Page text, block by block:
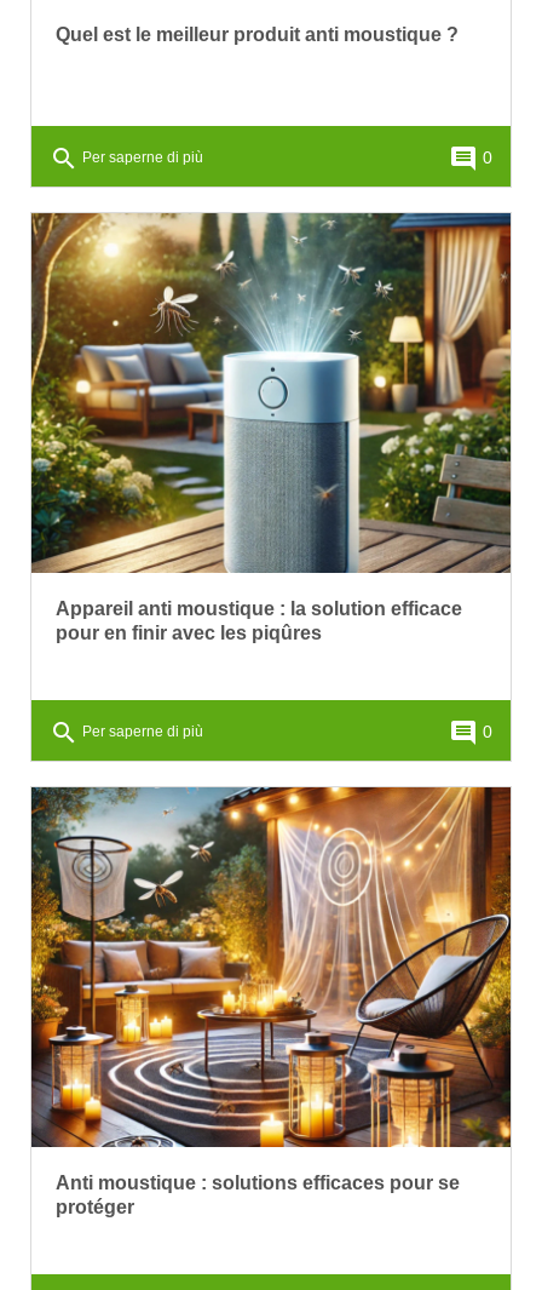
Quel est le meilleur produit anti moustique ?
search Per saperne di più comment 0
Appareil anti moustique : la solution efficace
pour en finir avec les piqûres
search Per saperne di più comment 0
Anti moustique : solutions efficaces pour se
protéger